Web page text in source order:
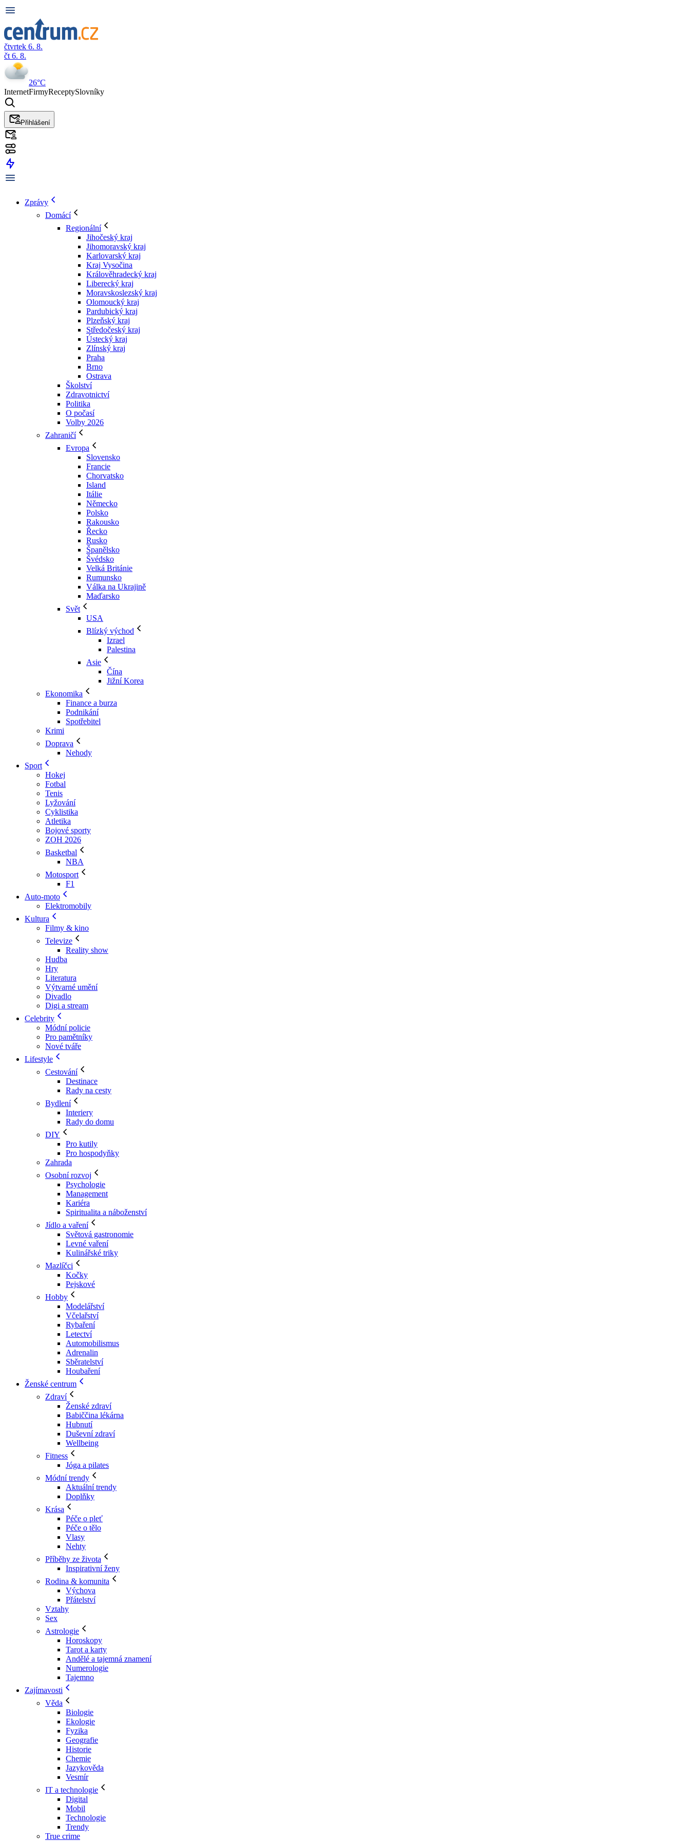
čtvrtek 6. 8.
čt 6. 8.
26°C
InternetFirmyReceptySlovníky
Přihlášení
Zprávy
Domácí
Regionální
Jihočeský kraj
Jihomoravský kraj
Karlovarský kraj
Kraj Vysočina
Králověhradecký kraj
Liberecký kraj
Moravskoslezský kraj
Olomoucký kraj
Pardubický kraj
Plzeňský kraj
Středočeský kraj
Ústecký kraj
Zlínský kraj
Praha
Brno
Ostrava
Školství
Zdravotnictví
Politika
O počasí
Volby 2026
Zahraničí
Evropa
Slovensko
Francie
Chorvatsko
Island
Itálie
Německo
Polsko
Rakousko
Řecko
Rusko
Španělsko
Švédsko
Velká Británie
Rumunsko
Válka na Ukrajině
Maďarsko
Svět
USA
Blízký východ
Izrael
Palestina
Asie
Čína
Jižní Korea
Ekonomika
Finance a burza
Podnikání
Spotřebitel
Krimi
Doprava
Nehody
Sport
Hokej
Fotbal
Tenis
Lyžování
Cyklistika
Atletika
Bojové sporty
ZOH 2026
Basketbal
NBA
Motosport
F1
Auto-moto
Elektromobily
Kultura
Filmy & kino
Televize
Reality show
Hudba
Hry
Literatura
Výtvarné umění
Divadlo
Digi a stream
Celebrity
Módní policie
Pro pamětníky
Nové tváře
Lifestyle
Cestování
Destinace
Rady na cesty
Bydlení
Interiery
Rady do domu
DIY
Pro kutily
Pro hospodyňky
Zahrada
Osobní rozvoj
Psychologie
Management
Kariéra
Spiritualita a náboženství
Jídlo a vaření
Světová gastronomie
Levné vaření
Kulinářské triky
Mazlíčci
Kočky
Pejskové
Hobby
Modelářství
Včelařství
Rybaření
Letectví
Automobilismus
Adrenalin
Sběratelství
Houbaření
Ženské centrum
Zdraví
Ženské zdraví
Babiččina lékárna
Hubnutí
Duševní zdraví
Wellbeing
Fitness
Jóga a pilates
Módní trendy
Aktuální trendy
Doplňky
Krása
Péče o pleť
Péče o tělo
Vlasy
Nehty
Příběhy ze života
Inspirativní ženy
Rodina & komunita
Výchova
Přátelství
Vztahy
Sex
Astrologie
Horoskopy
Tarot a karty
Andělé a tajemná znamení
Numerologie
Tajemno
Zajímavosti
Věda
Biologie
Ekologie
Fyzika
Geografie
Historie
Chemie
Jazykověda
Vesmír
IT a technologie
Digital
Mobil
Technologie
Trendy
True crime